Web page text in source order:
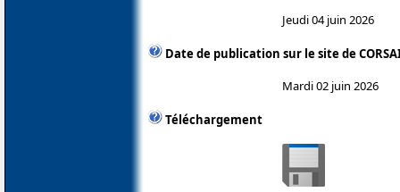
Jeudi 04 juin 2026
Date de publication sur le site de
Mardi 02 juin 2026
Téléchargement